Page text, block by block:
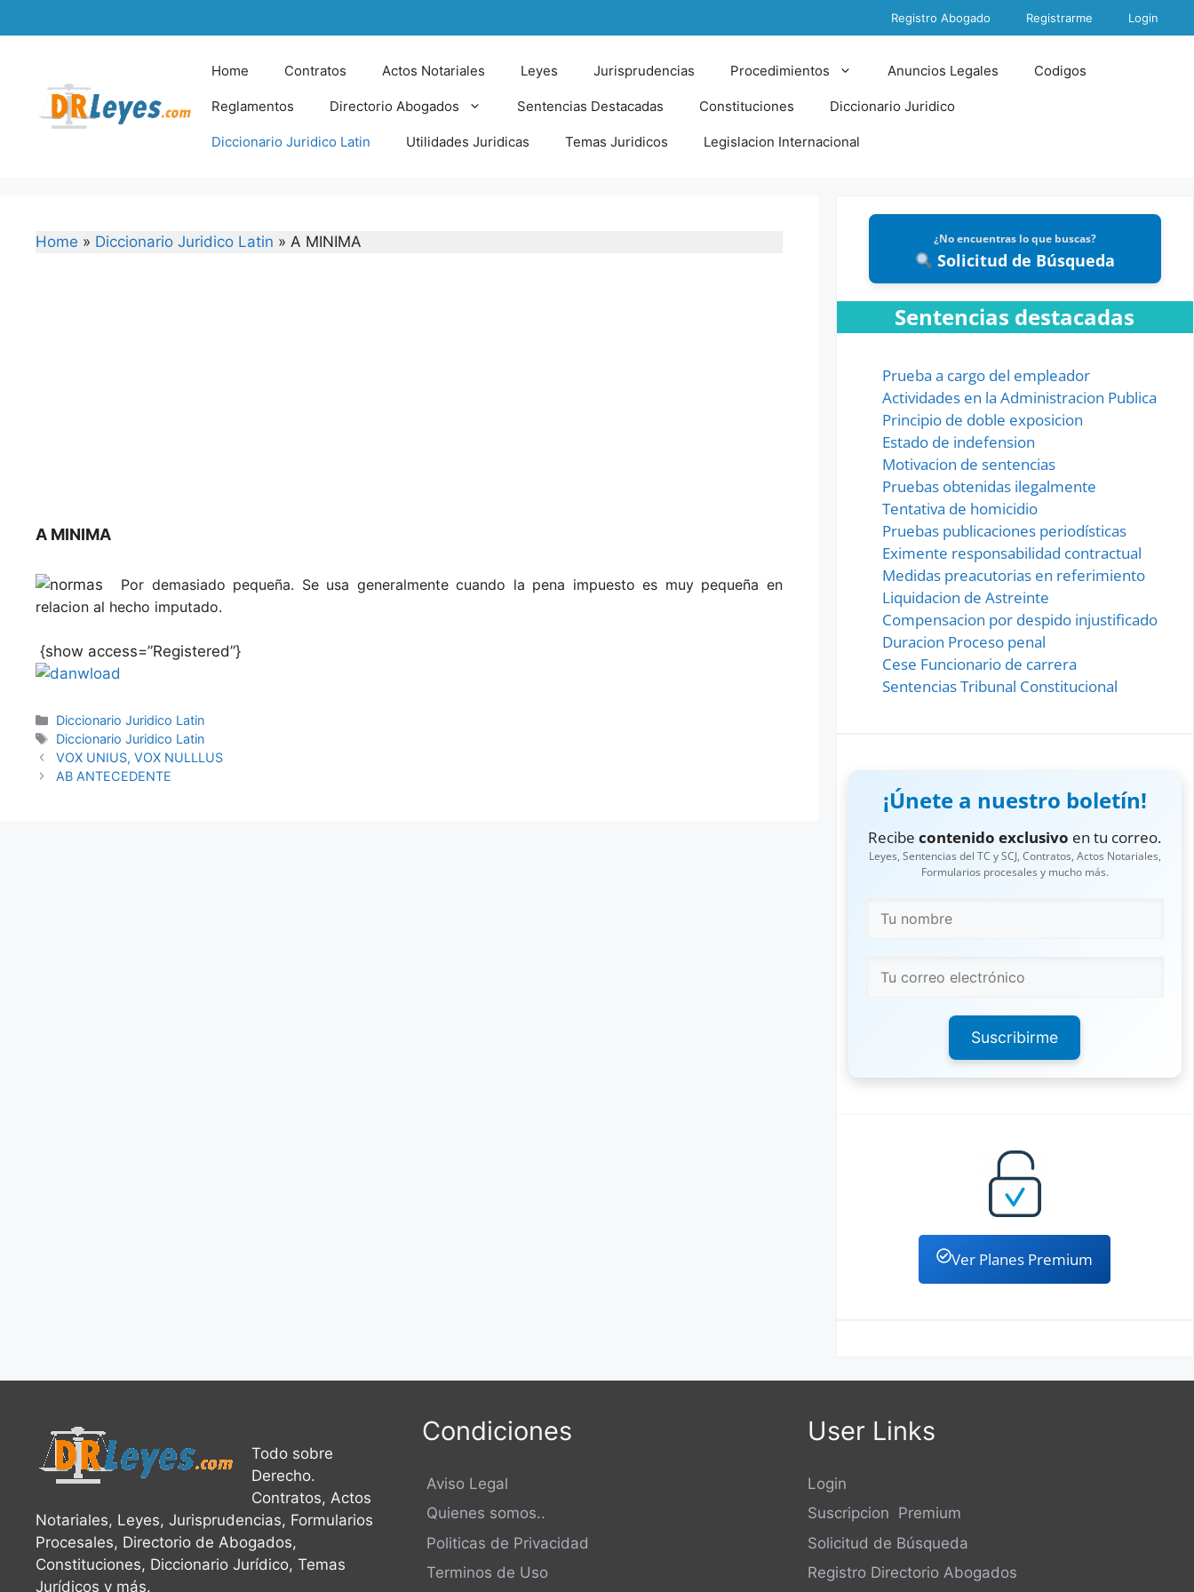
to
Registro Abogado Registrarme Login
Home Contratos Actos Notariales Leyes Jurisprudencias Procedimientos Anuncios Legales Codigos
Reglamentos Directorio Abogados Sentencias Destacadas Constituciones Diccionario Juridico
Diccionario Juridico Latin Utilidades Juridicas Temas Juridicos Legislacion Internacional
Home » Diccionario Juridico Latin » A MINIMA
A MINIMA
Por demasiado pequeña. Se usa generalmente cuando la pena impuesto es muy pequeña en
relacion al hecho imputado.
{show access=”Registered”}
Categories
Diccionario Juridico Latin
Tags
Diccionario Juridico Latin
VOX UNIUS, VOX NULLLUS
AB ANTECEDENTE
¿No encuentras lo que buscas?
Solicitud de Búsqueda
Sentencias destacadas
Prueba a cargo del empleador
Actividades en la Administracion Publica
Principio de doble exposicion
Estado de indefension
Motivacion de sentencias
Pruebas obtenidas ilegalmente
Tentativa de homicidio
Pruebas publicaciones periodísticas
Eximente responsabilidad contractual
Medidas preacutorias en referimiento
Liquidacion de Astreinte
Compensacion por despido injustificado
Duracion Proceso penal
Cese Funcionario de carrera
Sentencias Tribunal Constitucional
¡Únete a nuestro boletín!
Recibecontenido exclusivo en tu correo.
Leyes, Sentencias del TC y SCJ, Contratos, Actos Notariales,
Formularios procesales y mucho más.
Suscribirme
Ver Planes Premium
Todo sobre
Derecho.
Contratos, Actos
Notariales, Leyes, Jurisprudencias, Formularios
Procesales, Directorio de Abogados,
Constituciones, Diccionario Jurídico, Temas
Jurídicos y más.
Condiciones
Aviso Legal
Quienes somos..
Politicas de Privacidad
Terminos de Uso
User Links
Login
Suscripcion Premium
Solicitud de Búsqueda
Registro Directorio Abogados